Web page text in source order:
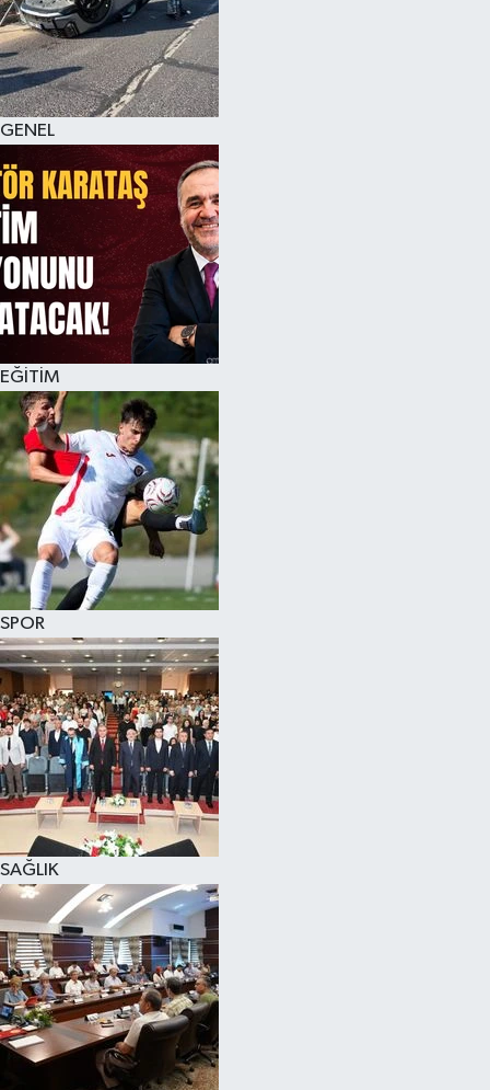
GENEL
EĞİTİM
SPOR
SAĞLIK
KÜLTÜR SANAT
MAGAZİN
SAĞLIK
SİYASET
SPOR
TEKNOLOJİ
VİZYONDAKİLER
YAŞAM